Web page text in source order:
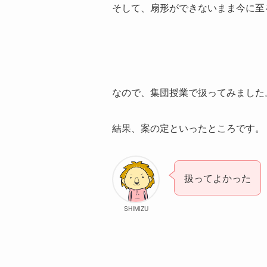
そして、扇形ができないまま今に
なので、集団授業で扱ってみまし
結果、案の定といったところです。
SHIMIZU
扱ってよかった